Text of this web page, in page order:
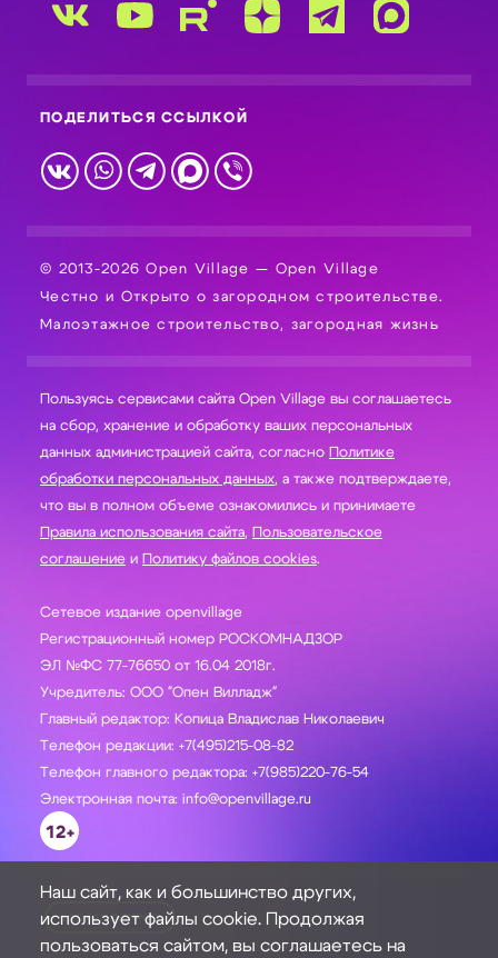
ПОДЕЛИТЬСЯ ССЫЛКОЙ
© 2013-2026 Open Village — Open Village
Честно и Открыто о загородном строительстве.
Малоэтажное строительство, загородная жизнь
Пользуясь сервисами сайта Open Village вы соглашаетесь
на сбор, хранение и обработку ваших персональных
данных администрацией сайта, согласно Политике
обработки персональных данных, а также подтверждаете,
что вы в полном объеме ознакомились и принимаете
Правила использования сайта, Пользовательское
соглашение и Политику файлов cookies.
Сетевое издание openvillage
Регистрационный номер РОСКОМНАДЗОР
ЭЛ №ФС 77-76650 от 16.04 2018г.
Учредитель: ООО "Опен Вилладж"
Главный редактор: Копица Владислав Николаевич
Телефон редакции: +7(495)215-08-82
Телефон главного редактора: +7(985)220-76-54
Электронная почта: info@openvillage.ru
12+
ЗАДАТЬ ВОПРОС
Наш сайт, как и большинство других,
использует файлы cookie. Продолжая
пользоваться сайтом, вы соглашаетесь на